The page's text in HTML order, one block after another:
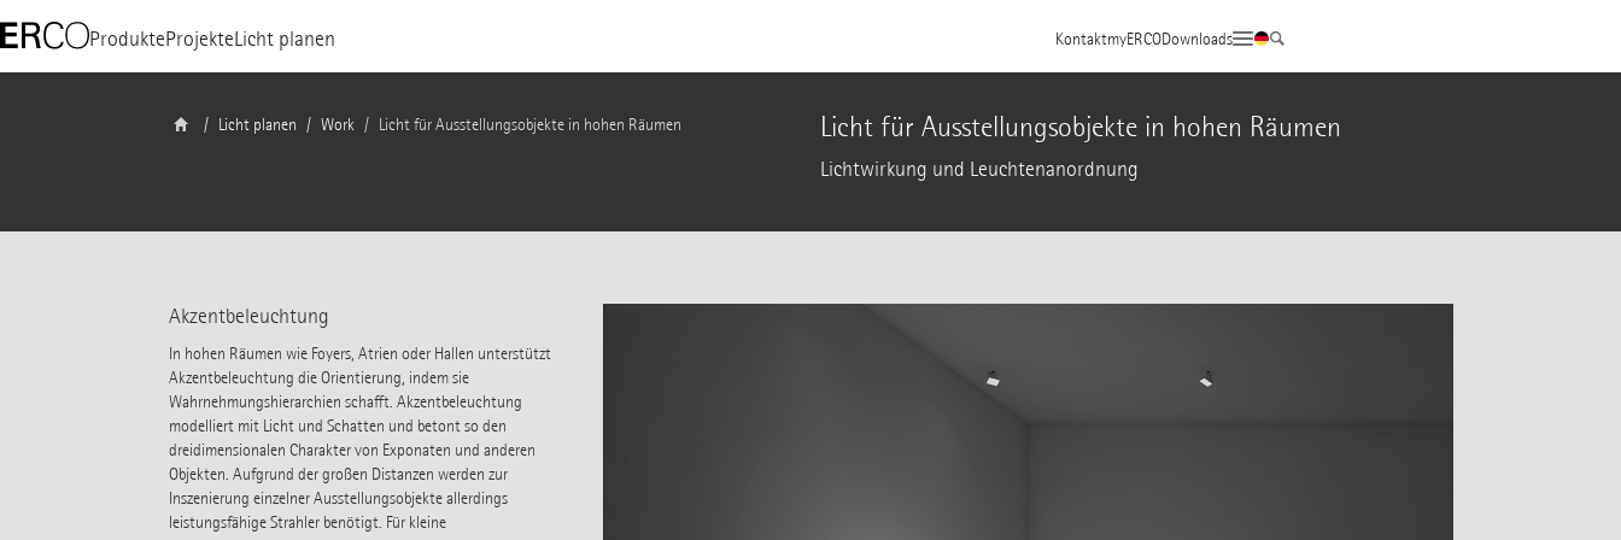
ProdukteProjekteLicht planen KontaktmyERCODownloads
Licht planen Work Licht für Ausstellungsobjekte in hohen Räumen Licht für Ausstellungsobjekte in hohen Räumen
Lichtwirkung und Leuchtenanordnung
Akzentbeleuchtung
In hohen Räumen wie Foyers, Atrien oder Hallen unterstützt
Akzentbeleuchtung die Orientierung, indem sie
Wahrnehmungshierarchien schafft. Akzentbeleuchtung
modelliert mit Licht und Schatten und betont so den
dreidimensionalen Charakter von Exponaten und anderen
Objekten. Aufgrund der großen Distanzen werden zur
Inszenierung einzelner Ausstellungsobjekte allerdings
leistungsfähige Strahler benötigt. Für kleine